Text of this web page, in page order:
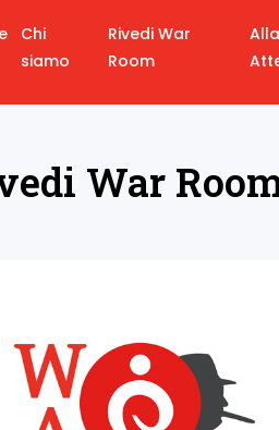
Chi
siamo
Rivedi War
Room
War